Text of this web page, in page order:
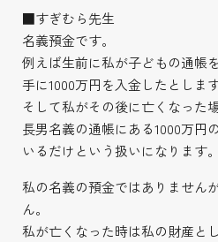
■すぎむら先生
名義預金です。
例えば生前に私が子どもの通帳
手に1000万円を入金したとします
そして私がその後に亡くなった
長男名義の通帳にある1000万円
いるだけという扱いになります。
私の名義の預金ではありません
ん。
私が亡くなった時は私の財産と